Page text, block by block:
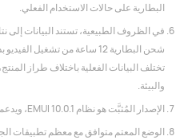
البطارية على حالات الاستخدام الفعلي.
تختلف البيانات الفعلية باختلاف طراز
والبيئة.
الإصدار المُثبَّت هو نظام EMUI 10.0.1، ويدعم التحديثات المستقبلية.
الوضع المعتم متوافق مع معظم تطبيقات